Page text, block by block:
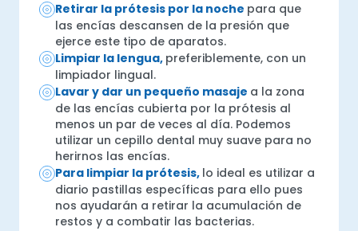
Retirar la prótesis por la noche para que
las encías descansen de la presión que
ejerce este tipo de aparatos.
Limpiar la lengua, preferiblemente, con un
limpiador lingual.
Lavar y dar un pequeño masaje a la zona
de las encías cubierta por la prótesis al
menos un par de veces al día. Podemos
utilizar un cepillo dental muy suave para no
herirnos las encías.
Para limpiar la prótesis, lo ideal es utilizar a
diario pastillas específicas para ello pues
nos ayudarán a retirar la acumulación de
restos y a combatir las bacterias.